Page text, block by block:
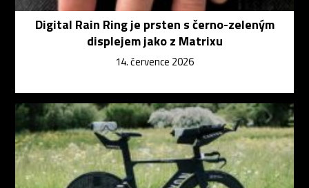
Digital Rain Ring je prsten s černo-zeleným
displejem jako z Matrixu
14. července 2026